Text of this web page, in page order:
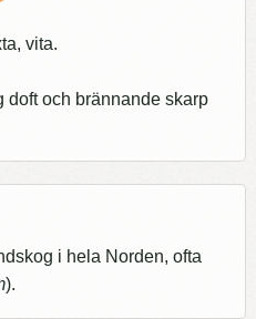
vita.
doft och brännande skarp
i hela Norden, ofta
).